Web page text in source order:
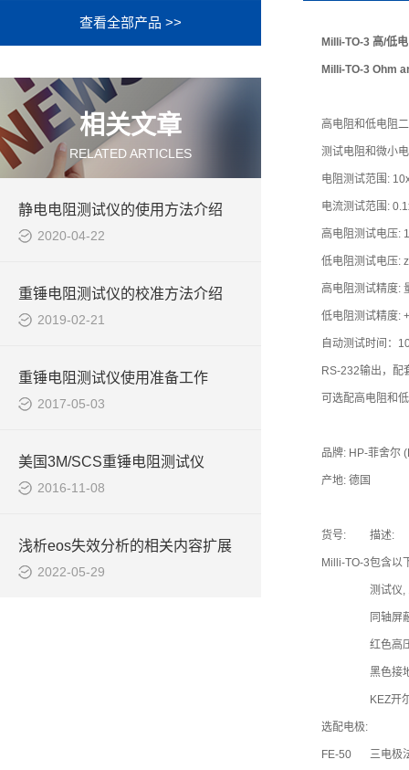
查看全部产品 >>
相关文章
RELATED ARTICLES
静电电阻测试仪的使用方法介绍
2020-04-22
重锤电阻测试仪的校准方法介绍
2019-02-21
重锤电阻测试仪使用准备工作
2017-05-03
美国3M/SCS重锤电阻测试仪
2016-11-08
浅析eos失效分析的相关内容扩展
2022-05-29
Milli-TO-3 高/低
Milli-TO-3 Ohm
高电阻和低电阻
测试电阻和微小
电阻测试范围:
电流测试范围:
高电阻测试电压:
低电阻测试电压:
高电阻测试精度:
低电阻测试精度:
自动测试时间：
RS-232输出，配
可选配高电阻和
品牌: HP-菲舍尔
产地: 德国
货号: 描述:
Milli-TO-3包含以
测试仪,
同轴屏
红色高
黑色接
KEZ开
选配电极:
FE-50 三电极